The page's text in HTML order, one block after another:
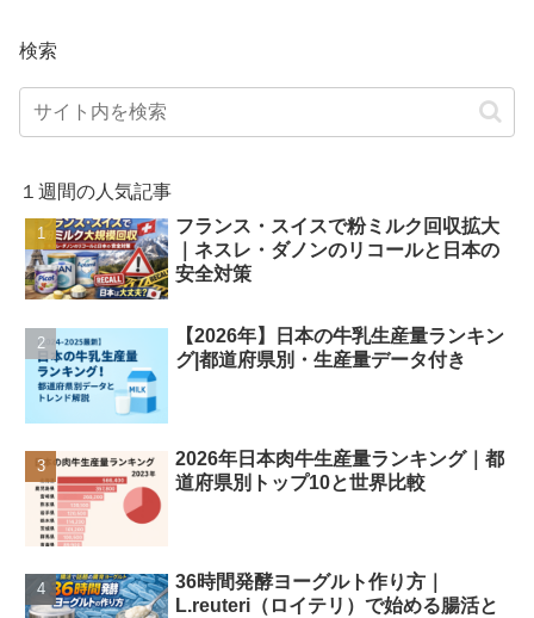
検索
１週間の人気記事
フランス・スイスで粉ミルク回収拡大
｜ネスレ・ダノンのリコールと日本の
安全対策
【2026年】日本の牛乳生産量ランキン
グ|都道府県別・生産量データ付き
2026年日本肉牛生産量ランキング｜都
道府県別トップ10と世界比較
36時間発酵ヨーグルト作り方｜
L.reuteri（ロイテリ）で始める腸活と